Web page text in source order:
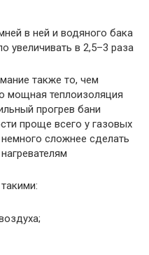
в ней и водяного бака
увеличивать в 2,5–3 раза
также то, чем
мощная теплоизоляция
прогрев бани
проще всего у газовых
немного сложнее сделать